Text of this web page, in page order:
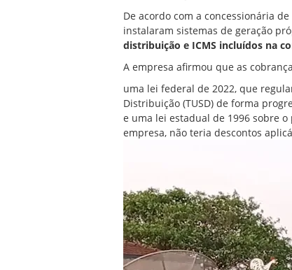
De acordo com a concessionária
instalaram sistemas de geração
distribuição e ICMS incluídos na
A empresa afirmou que as
uma lei federal de 2022, que
Distribuição (TUSD) de forma
e uma lei estadual de 1996 sobre
empresa, não teria descontos